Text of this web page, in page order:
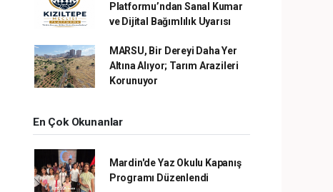
Platformu’ndan Sanal Kumar
ve Dijital Bağımlılık Uyarısı
MARSU, Bir Dereyi Daha Yer
Altına Alıyor; Tarım Arazileri
Korunuyor
En Çok Okunanlar
Mardin'de Yaz Okulu Kapanış
Programı Düzenlendi